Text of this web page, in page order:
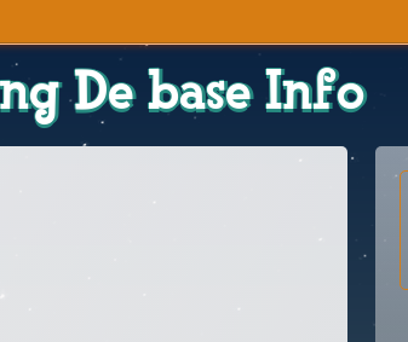
De base Info